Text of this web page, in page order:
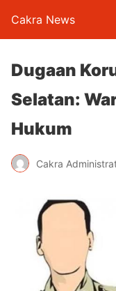
Cakra News
Dugaan
Selatan:
Hukum
Cakra